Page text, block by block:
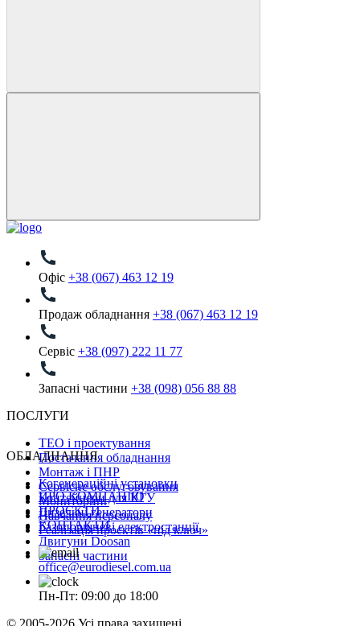
Офіс +38 (067) 463 12 19
Продаж обладнання +38 (067) 463 12 19
Сервіс +38 (097) 222 11 77
Запасні частини +38 (098) 056 88 88
ПОСЛУГИ
ТЕО і проектування
Постачання обладнання
Монтаж і ПНР
Сервісне обслуговування
Мониторинг
Навчання персоналу
Реалізація проєктів «під ключ»
ОБЛАДНАННЯ
Когенераційні установки
Контейнери для КГУ
Дизельні генератори
Газопоршневі електростанції
Двигуни Doosan
Запасні частини
ПРО КОМПАНІЮ
ПРОЄКТИ
КОНТАКТИ
office@eurodiesel.com.ua
Пн-Пт: 09:00 до 18:00
© 2005-2026 Усі права захищені